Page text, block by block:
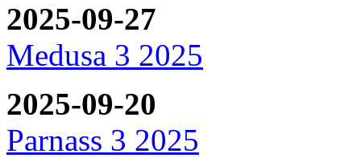
2025-09-27
Medusa 3 2025
2025-09-20
Parnass 3 2025